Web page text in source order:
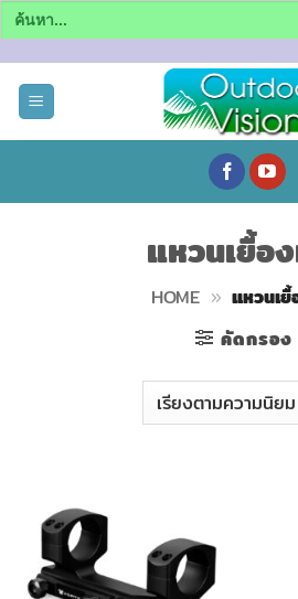
Search
for:
แหวนเยื้อ
HOME » แหวนเ
คัดกรอง